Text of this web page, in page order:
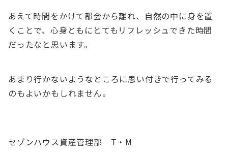
あえて時間をかけて都会から離れ、自然の中に身を置
くことで、心身ともにとてもリフレッシュできた時間
だったなと思います。
あまり行かないようなところに思い付きで行ってみる
のもよいかもしれません。
セゾンハウス資産管理部 T・M